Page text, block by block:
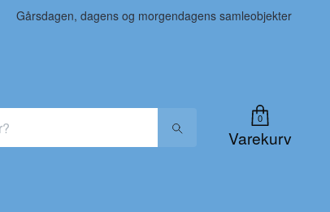
Gårsdagen, dagens og morgendagens samleobjekter
0
Varekurv